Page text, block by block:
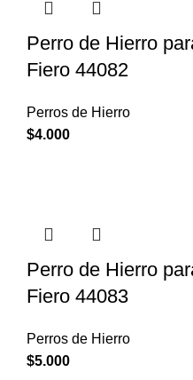
Perro de Hierro
Fiero 44082
Perros de Hierro
$4.000
Perro de Hierro
Fiero 44083
Perros de Hierro
$5.000